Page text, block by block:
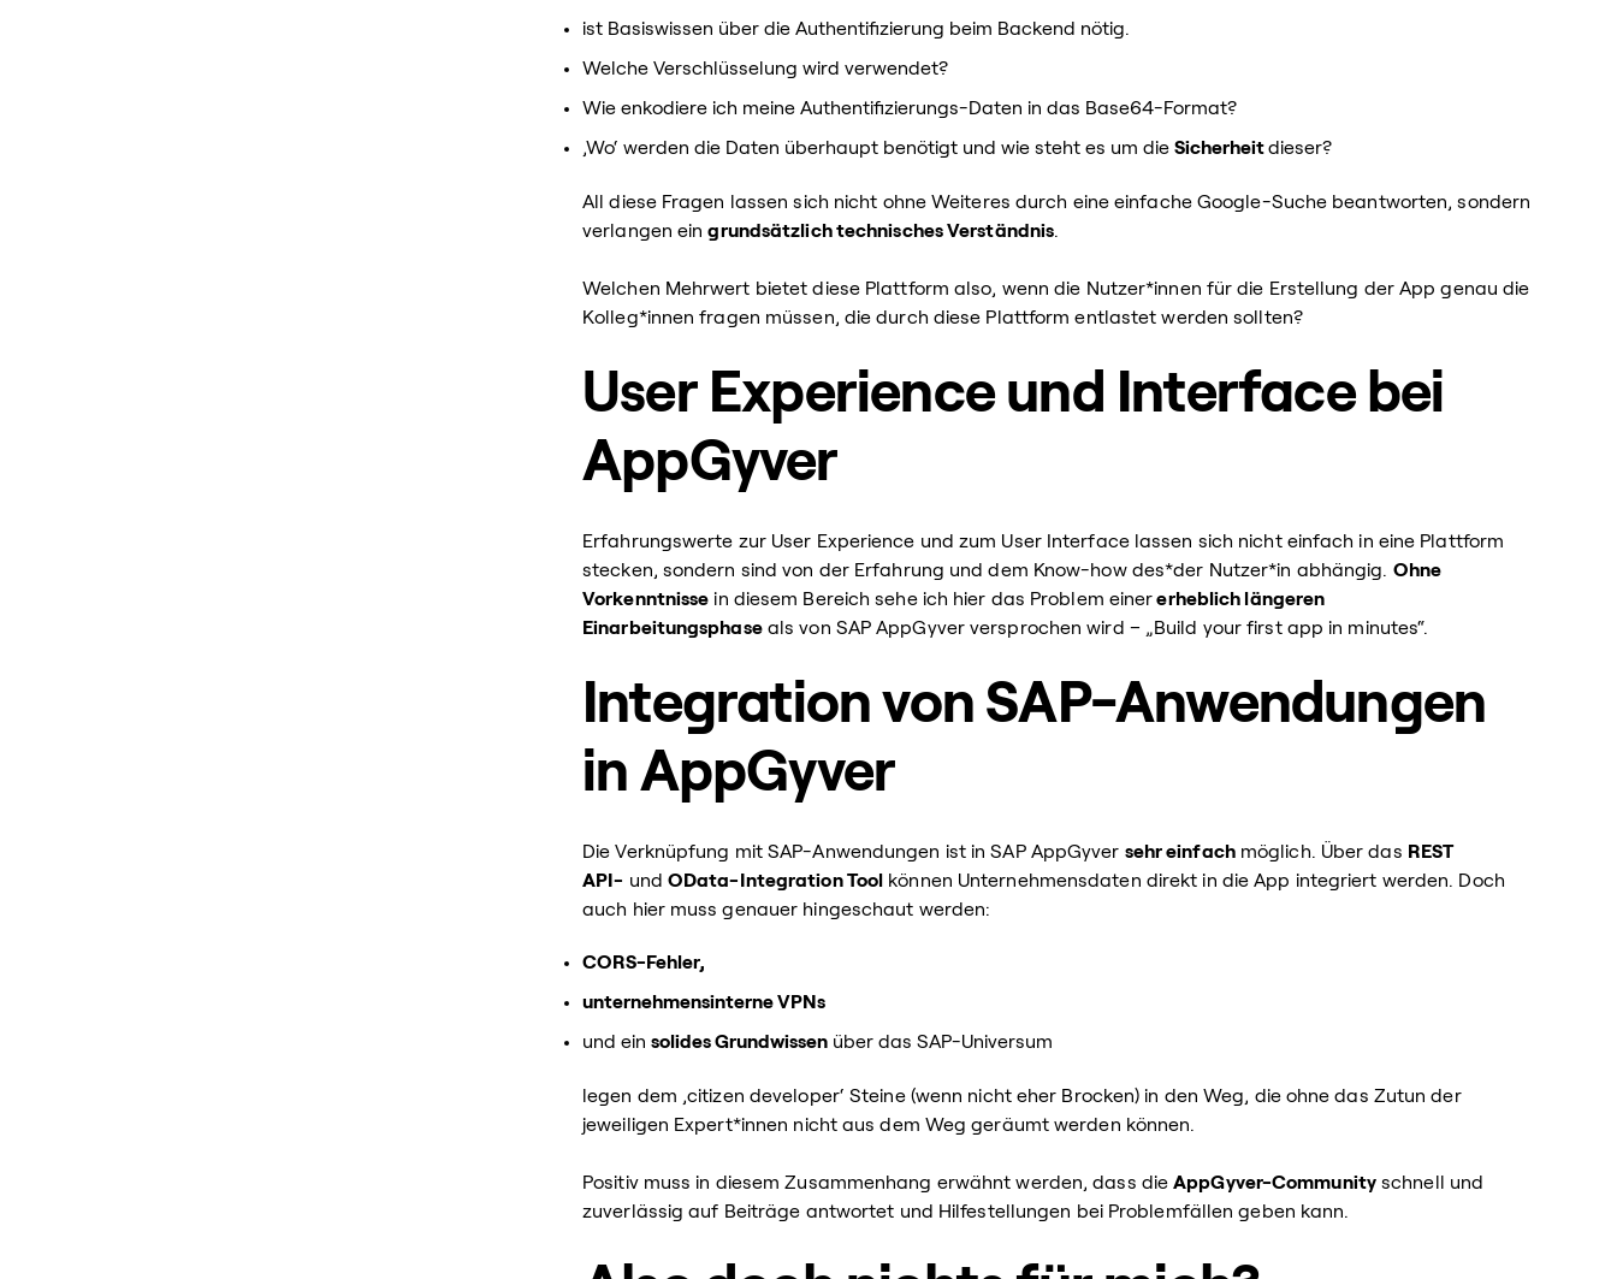
ist Basiswissen über die Authentifizierung beim Backend nötig.
Welche Verschlüsselung wird verwendet?
Wie enkodiere ich meine Authentifizierungs-Daten in das Base64-Format?
,Wo‘ werden die Daten überhaupt benötigt und wie steht es um die Sicherheitdieser?
All diese Fragen lassen sich nicht ohne Weiteres durch eine einfache Google-Suche beantworten, sondern
verlangen eingrundsätzlich technisches Verständnis.
Welchen Mehrwert bietet diese Plattform also, wenn die Nutzer*innen für die Erstellung der App genau die
Kolleg*innen fragen müssen, die durch diese Plattform entlastet werden sollten?
User Experience und Interface bei
AppGyver
Erfahrungswerte zur User Experience und zum User Interface lassen sich nicht einfach in eine Plattform
stecken, sondern sind von der Erfahrung und dem Know-how des*der Nutzer*in abhängig. Ohne
Vorkenntnisse in diesem Bereich sehe ich hier das Problem einererheblich längeren
Einarbeitungsphaseals von SAP AppGyver versprochen wird – „Build your first app in minutes“.
Integration von SAP-Anwendungen
in AppGyver
Die Verknüpfung mit SAP-Anwendungen ist in SAP AppGyver sehr einfachmöglich. Über das REST
API- und OData-Integration Tool
können Unternehmensdaten direkt in die App integriert werden. Doch
auch hier muss genauer hingeschaut werden:
CORS-Fehler,
unternehmensinterne VPNs
und ein solides Grundwissen über das SAP-Universum
legen dem ,citizen developer‘ Steine (wenn nicht eher Brocken) in den Weg, die ohne das Zutun der
jeweiligen Expert*innen nicht aus dem Weg geräumt werden können.
Positiv muss in diesem Zusammenhang erwähnt werden, dass dieAppGyver-Communityschnell und
zuverlässig auf Beiträge antwortet und Hilfestellungen bei Problemfällen geben kann.